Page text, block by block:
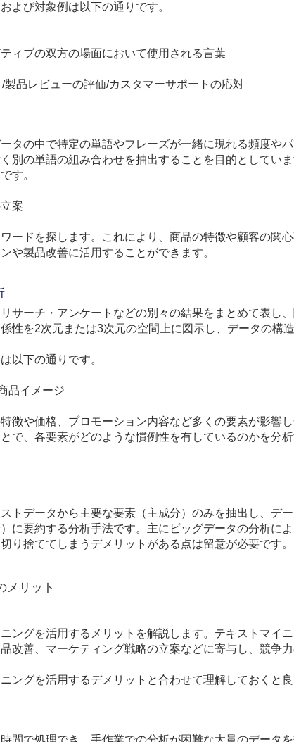
よび対象例は以下の通りです。
の双方の場面において使用される言葉
品レビューの評価/カスタマーサポートの応対
タの中で特定の単語やフレーズが一緒に現れる頻度や
別の単語の組み合わせを抽出することを目的としていま
す。
案
ードを探します。これにより、商品の特徴や顧客の関
や製品改善に活用することができます。
サーチ・アンケートなどの別々の結果をまとめて表し
性を2次元または3次元の空間上に図示し、データの構
以下の通りです。
品イメージ
徴や価格、プロモーション内容など多くの要素が影響し
で、各要素がどのような慣例性を有しているのかを分
トデータから主要な要素（主成分）のみを抽出し、デー
に要約する分析手法です。主にビッグデータの分析によ
り捨ててしまうデメリットがある点は留意が必要です。
メリット
ングを活用するメリットを解説します。テキストマイ
改善、マーケティング戦略の立案などに寄与し、競争
ングを活用するデメリットと合わせて理解しておくと良
間で処理でき、手作業での分析が困難な大量のデータ